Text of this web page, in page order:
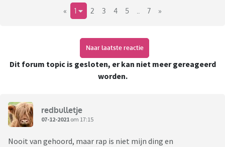
« 1 2 3 4 5 7 »
Naar laatste reactie
Dit forum topic is gesloten, er kan niet meer gereageerd
worden.
redbulletje
07-12-2021 om 17:15
Nooit van gehoord, maar rap is niet mijn ding en